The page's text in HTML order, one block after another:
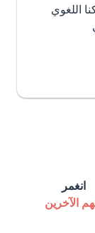
اللغوي
انغمر
الآخرين